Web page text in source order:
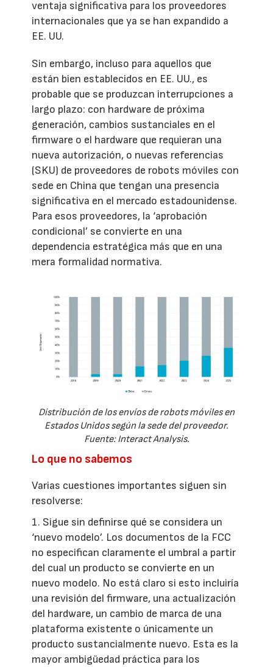
ventaja significativa para los proveedores
internacionales que ya se han expandido a
EE. UU.
Sin embargo, incluso para aquellos que
están bien establecidos en EE. UU., es
probable que se produzcan interrupciones a
largo plazo: con hardware de próxima
generación, cambios sustanciales en el
firmware o el hardware que requieran una
nueva autorización, o nuevas referencias
(SKU) de proveedores de robots móviles con
sede en China que tengan una presencia
significativa en el mercado estadounidense.
Para esos proveedores, la ‘aprobación
condicional’ se convierte en una
dependencia estratégica más que en una
mera formalidad normativa.
Distribución de los envíos de robots móviles en
Estados Unidos según la sede del proveedor.
Fuente: Interact Analysis.
Lo que no sabemos
Varias cuestiones importantes siguen sin
resolverse:
1. Sigue sin definirse qué se considera un
‘nuevo modelo’. Los documentos de la FCC
no especifican claramente el umbral a partir
del cual un producto se convierte en un
nuevo modelo. No está claro si esto incluiría
una revisión del firmware, una actualización
del hardware, un cambio de marca de una
plataforma existente o únicamente un
producto sustancialmente nuevo. Esta es la
mayor ambigüedad práctica para los